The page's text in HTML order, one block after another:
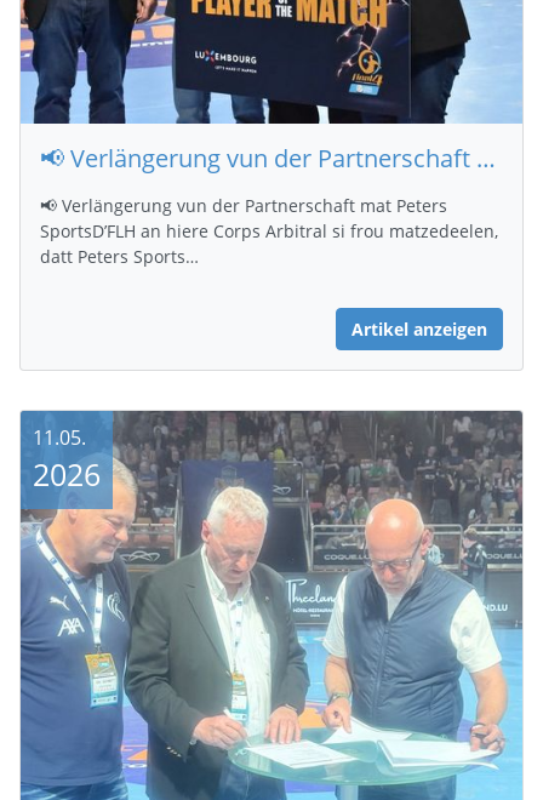
📢 Verlängerung vun der Partnerschaft mat Peters Sports
📢 Verlängerung vun der Partnerschaft mat Peters
SportsD’FLH an hiere Corps Arbitral si frou matzedeelen,
datt Peters Sports…
Artikel anzeigen
11.05.
2026